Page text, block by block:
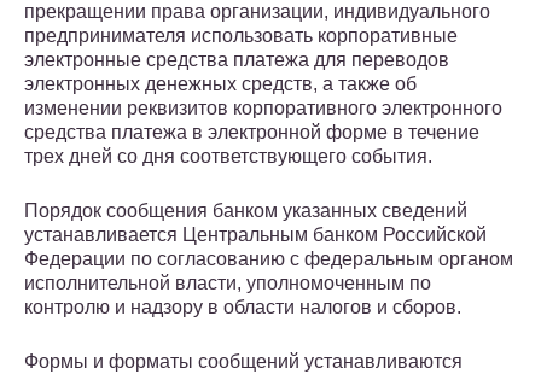
прекращении права организации, индивидуального
предпринимателя использовать корпоративные
электронные средства платежа для переводов
электронных денежных средств, а также об
изменении реквизитов корпоративного электронного
средства платежа в электронной форме в течение
трех дней со дня соответствующего события.
Порядок сообщения банком указанных сведений
устанавливается Центральным банком Российской
Федерации по согласованию с федеральным органом
исполнительной власти, уполномоченным по
контролю и надзору в области налогов и сборов.
Формы и форматы сообщений устанавливаются